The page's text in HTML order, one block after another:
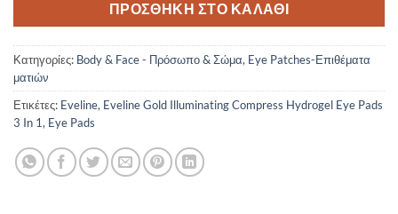
ΠΡΟΣΘΉΚΗ ΣΤΟ ΚΑΛΆΘΙ
Κατηγορίες: Body & Face - Πρόσωπο & Σώμα, Eye Patches-Επιθέματα
ματιών
Ετικέτες: Eveline, Eveline Gold Illuminating Compress Hydrogel Eye Pads
3 In 1, Eye Pads